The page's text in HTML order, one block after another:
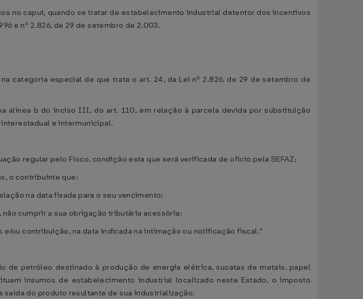
no caput, quando se tratar de estabelecimento industrial detentor dos incentivos
e nº 2.826, de 29 de setembro de 2.003.
categoria especial de que trata o art. 24, da Lei nº 2.826, de 29 de setembro de
alínea b do inciso III, do art. 110, em relação à parcela devida por substituição
e intermunicipal.
regular pelo Fisco, condição esta que será verificada de ofício pela SEFAZ;
o contribuinte que:
na data fixada para o seu vencimento;
cumprir a sua obrigação tributária acessória;
ou contribuição, na data indicada na intimação ou notificação fiscal."
de petróleo destinado à produção de energia elétrica, sucatas de metais, papel
insumos de estabelecimento industrial localizado neste Estado, o imposto
do produto resultante de sua industrialização.